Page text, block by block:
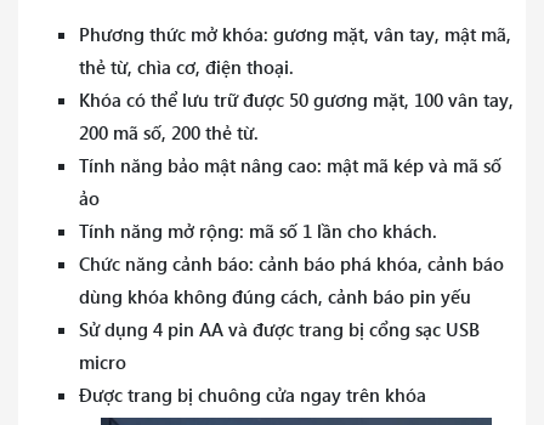
Phương thức mở khóa: gương mặt, vân tay, mật mã,
thẻ từ, chìa cơ, điện thoại.
Khóa có thể lưu trữ được 50 gương mặt, 100 vân tay,
200 mã số, 200 thẻ từ.
Tính năng bảo mật nâng cao: mật mã kép và mã số
ảo
Tính năng mở rộng: mã số 1 lần cho khách.
Chức năng cảnh báo: cảnh báo phá khóa, cảnh báo
dùng khóa không đúng cách, cảnh báo pin yếu
Sử dụng 4 pin AA và được trang bị cổng sạc USB
micro
Được trang bị chuông cửa ngay trên khóa